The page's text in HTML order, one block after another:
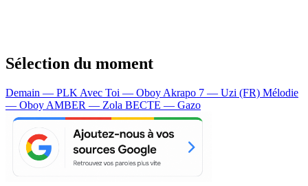
Sélection du moment
Demain — PLK Avec Toi — Oboy Akrapo 7 — Uzi (FR) Mélodie
— Oboy AMBER — Zola BECTE — Gazo